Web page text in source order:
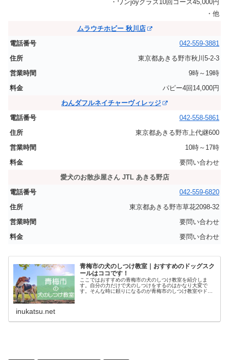
・ワンjoyクラス10回コース45,000円
・他
ムラウチホビー 秋川店
042-559-3881
東京都あきる野市秋川5-2-3
9時～19時
パピー4回14,000円
わんダフルネイチャーヴィレッジ
042-558-5861
東京都あきる野市上代継600
10時～17時
要問い合わせ
愛犬のお散歩屋さん JTL あきる野店
042-559-6820
東京都あきる野市草花2098-32
要問い合わせ
要問い合わせ
青梅市の犬のしつけ教室｜おすすめのドッグスク
ールはココです！
ここではおすすめの青梅市の犬のしつけ教室を紹介しま
す。自分の力だけで犬のしつけをするのはかなり大変で
す。そんな時に頼りになるのが青梅市のしつけ教室やドッ
inukatsu.net